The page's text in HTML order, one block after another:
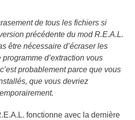
de tous les fichiers si
précédente du mod R.E.A.L.
être nécessaire d’écraser les
d’extraction vous
probablement parce que vous
que vous devriez
fonctionne avec la dernière